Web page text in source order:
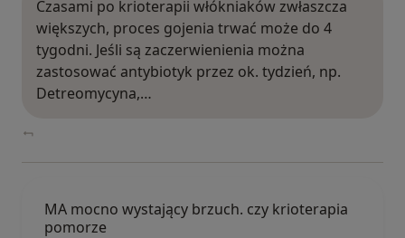
Czasami po krioterapii włókniaków zwłaszcza
większych, proces gojenia trwać może do 4
tygodni. Jeśli są zaczerwienienia można
zastosować antybiotyk przez ok. tydzień, np.
Detreomycyna,…
MA mocno wystający brzuch. czy krioterapia
pomorze